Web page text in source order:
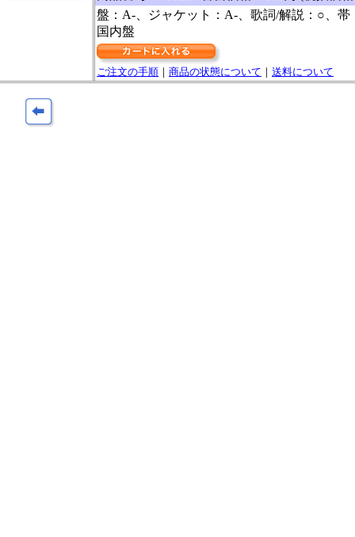
盤：A-、ジャケット：A-、歌詞/解説：○、帯
国内盤
ご注文の手順 ｜ 商品の状態について ｜ 送料について